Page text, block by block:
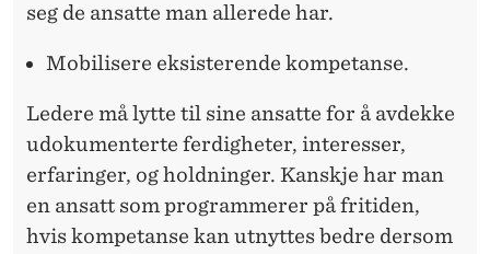
seg de ansatte man allerede har.
Mobilisere eksisterende kompetanse.
Ledere må lytte til sine ansatte for å avdekke
udokumenterte ferdigheter, interesser,
erfaringer, og holdninger. Kanskje har man
en ansatt som programmerer på fritiden,
hvis kompetanse kan utnyttes bedre dersom